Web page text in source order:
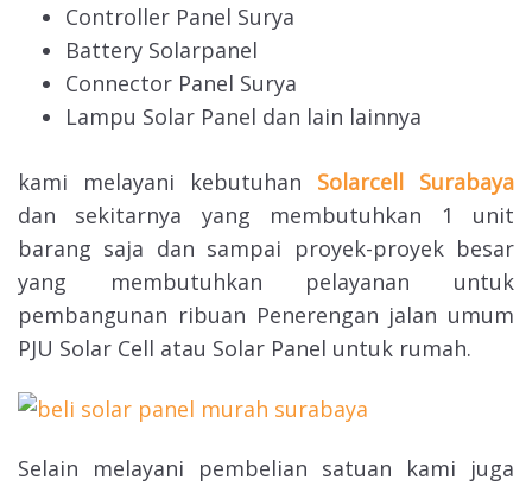
Controller Panel Surya
Battery Solarpanel
Connector Panel Surya
Lampu Solar Panel dan lain lainnya
kami melayani kebutuhan Solarcell Surabaya
dan sekitarnya yang membutuhkan 1 unit
barang saja dan sampai proyek-proyek besar
yang membutuhkan pelayanan untuk
pembangunan ribuan Penerengan jalan umum
PJU Solar Cell atau Solar Panel untuk rumah.
Selain melayani pembelian satuan kami juga